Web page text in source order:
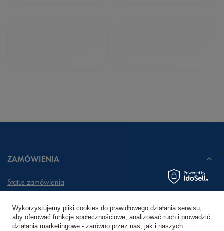
ZAMÓWIENIA
Status zamówienia
Chcę zareklamować produkt
Wykorzystujemy pliki cookies do prawidłowego działania serwisu,
aby oferować funkcje społecznościowe, analizować ruch i prowadzić
działania marketingowe - zarówno przez nas, jak i naszych